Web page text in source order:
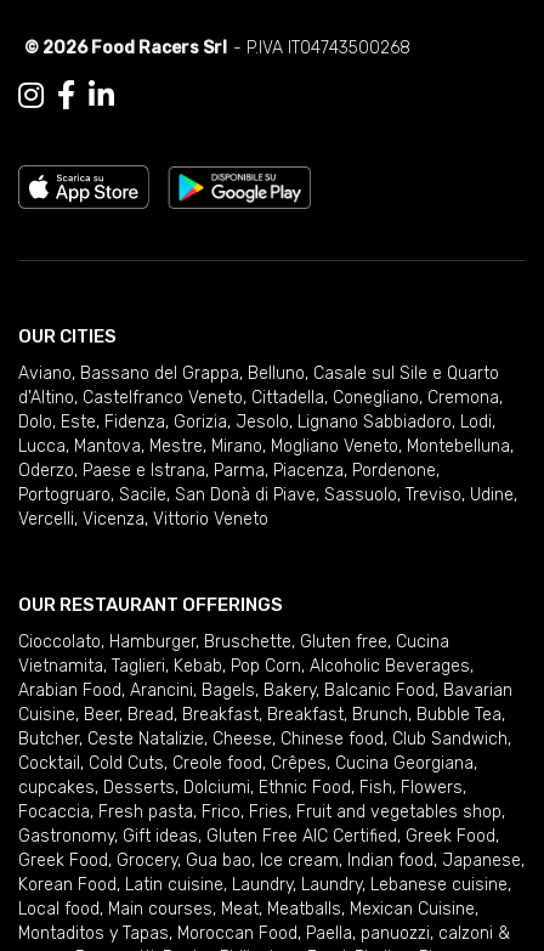
© 2026 Food Racers Srl - P.IVA IT04743500268
OUR CITIES
Aviano, Bassano del Grappa, Belluno, Casale sul Sile e Quarto
d'Altino, Castelfranco Veneto, Cittadella, Conegliano, Cremona,
Dolo, Este, Fidenza, Gorizia, Jesolo, Lignano Sabbiadoro, Lodi,
Lucca, Mantova, Mestre, Mirano, Mogliano Veneto, Montebelluna,
Oderzo, Paese e Istrana, Parma, Piacenza, Pordenone,
Portogruaro, Sacile, San Donà di Piave, Sassuolo, Treviso, Udine,
Vercelli, Vicenza, Vittorio Veneto
OUR RESTAURANT OFFERINGS
Cioccolato, Hamburger, Bruschette, Gluten free, Cucina
Vietnamita, Taglieri, Kebab, Pop Corn, Alcoholic Beverages,
Arabian Food, Arancini, Bagels, Bakery, Balcanic Food, Bavarian
Cuisine, Beer, Bread, Breakfast, Breakfast, Brunch, Bubble Tea,
Butcher, Ceste Natalizie, Cheese, Chinese food, Club Sandwich,
Cocktail , Cold Cuts, Creole food, Crêpes, Cucina Georgiana,
cupcakes, Desserts, Dolciumi, Ethnic Food, Fish, Flowers,
Focaccia, Fresh pasta, Frico, Fries, Fruit and vegetables shop,
Gastronomy, Gift ideas, Gluten Free AIC Certified, Greek Food,
Greek Food, Grocery, Gua bao, Ice cream, Indian food, Japanese,
Korean Food, Latin cuisine, Laundry, Laundry, Lebanese cuisine,
Local food, Main courses, Meat, Meatballs, Mexican Cuisine,
Montaditos y Tapas, Moroccan Food, Paella, panuozzi, calzoni &